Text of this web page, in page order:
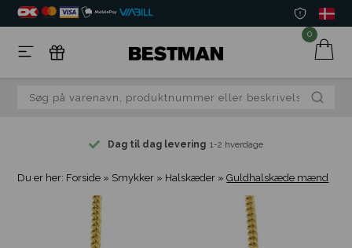
0
Dag til dag levering 1-2 hverdage
Du er her: Forside » Smykker » Halskæder »Guldhalskæde mænd